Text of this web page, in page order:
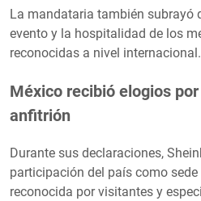
La mandataria también subrayó
evento y la hospitalidad de los
reconocidas a nivel internacional.
México recibió elogios
anfitrión
Durante sus declaraciones,
participación del país como
reconocida por visitantes y